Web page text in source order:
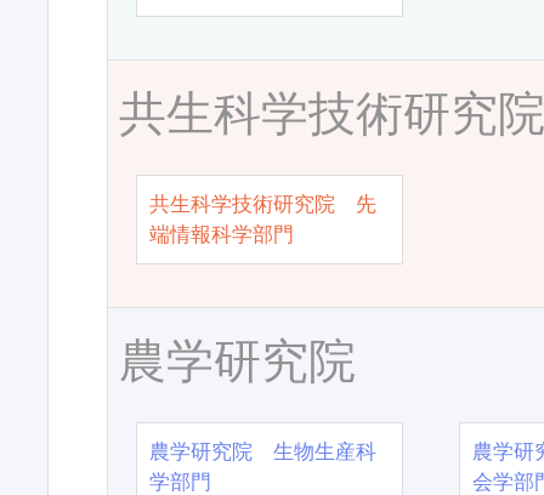
共生科学技術研究
共生科学技術研究院 先
端情報科学部門
農学研究院
農学研究院 生物生産科
学部門
農学
会学部